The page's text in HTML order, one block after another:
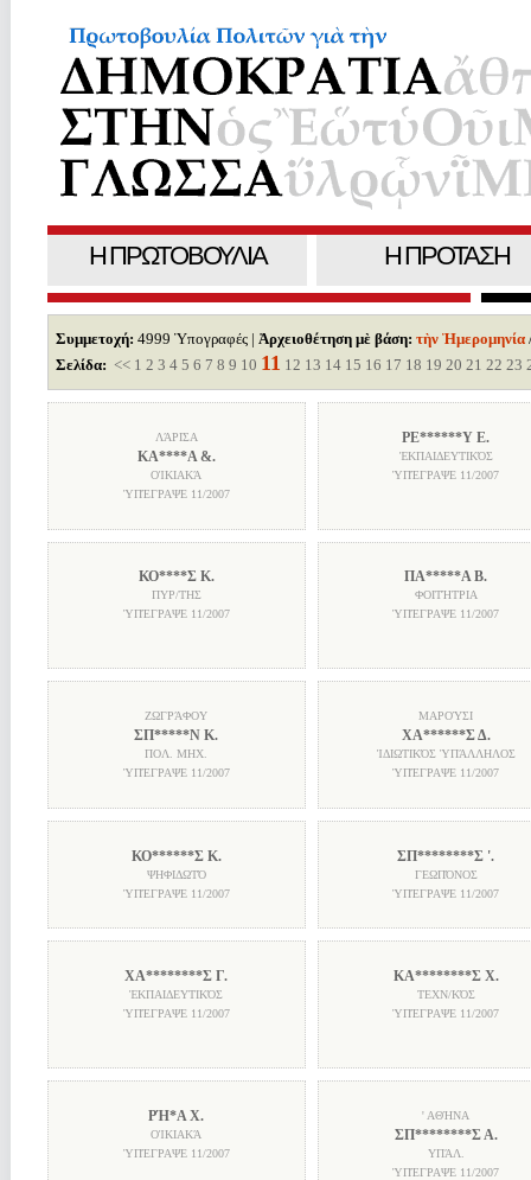
Η ΠΡΩΤΟΒΟΥΛΙΑ H ΠΡΟΤΑΣΗ
Συμμετοχή: 4999 Ὑπογραφές | Ἀρχειοθέτηση μὲ βάση: τὴν Ἡμερομηνία
Σελίδα: << 1 2 3 4 5 6 7 8 9 10 11 12 13 14 15 16 17 18 19 20 21 22 23
ΛΆΡΙΣΑ
ΚΑ****Α &.
ΟἸΚΙΑΚΆ
ὙΠΈΓΡΑΨΕ 11/2007
ΡΕ******Υ Ε.
ἘΚΠΑΙΔΕΥΤΙΚΌΣ
ὙΠΈΓΡΑΨΕ 11/2007
ΚΟ****Σ Κ.
ΠΥΡ/ΤΗΣ
ὙΠΈΓΡΑΨΕ 11/2007
ΠΑ*****Α Β.
ΦΟΙΤΉΤΡΙΑ
ὙΠΈΓΡΑΨΕ 11/2007
ΖΩΓΡΆΦΟΥ
ΣΠ*****Ν Κ.
ΠΟΛ. ΜΗΧ.
ὙΠΈΓΡΑΨΕ 11/2007
ΜΑΡΟΎΣΙ
ΧΑ******Σ Δ.
ἸΔΙΩΤΙΚΌΣ ὙΠΆΛΛΗΛΟΣ
ὙΠΈΓΡΑΨΕ 11/2007
ΚΟ******Σ Κ.
ΨΗΦΙΔΩΤΌ
ὙΠΈΓΡΑΨΕ 11/2007
ΣΠ********Σ '.
ΓΕΩΠΌΝΟΣ
ὙΠΈΓΡΑΨΕ 11/2007
ΧΑ********Σ Γ.
ἘΚΠΑΙΔΕΥΤΙΚΌΣ
ὙΠΈΓΡΑΨΕ 11/2007
ΚΑ********Σ Χ.
ΤΕΧΝ/ΚΌΣ
ὙΠΈΓΡΑΨΕ 11/2007
ΡΉ*Α Χ.
ΟἸΚΙΑΚΆ
ὙΠΈΓΡΑΨΕ 11/2007
' ΑΘΉΝΑ
ΣΠ********Σ Α.
ΥΠΆΛ.
ὙΠΈΓΡΑΨΕ 11/2007